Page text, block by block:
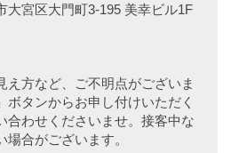
大宮区大門町3-195 美幸ビル1F
え方など、ご不明点がございま
ボタンからお申し付けいただく
合わせくださいませ。接客中な
合がございます。